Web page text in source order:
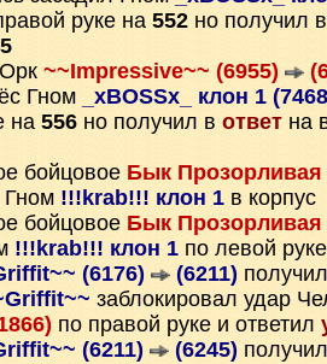
руке на 552 но получил
~~Impressive~~ (6955)
Гном
_xBOSSx_ клон 1
на 556 но получил в ответ на
бойцовое Бык Прозорливая
Гном !!!krab!!! клон 1 в корпус
бойцовое Бык Прозорливая
!!!krab!!! клон 1 по левой руке
(6176) (6211)
заблокировал удар
по правой руке и ответил
(6211) (6245)